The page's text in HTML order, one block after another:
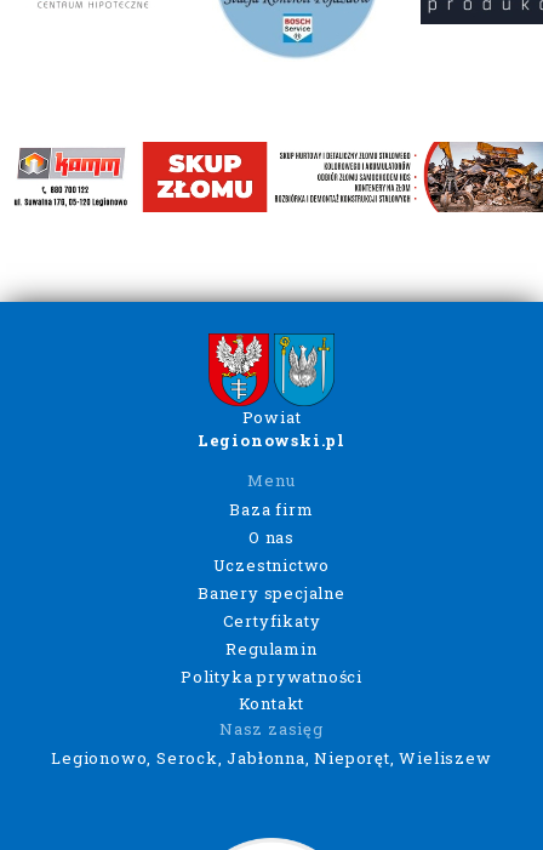
Powiat
Legionowski.pl
Menu
Baza firm
O nas
Uczestnictwo
Banery specjalne
Certyfikaty
Regulamin
Polityka prywatności
Kontakt
Nasz zasięg
Legionowo, Serock, Jabłonna, Nieporęt, Wieliszew